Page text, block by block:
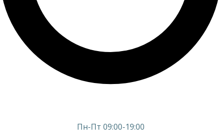
Пн-Пт 09:00-19:00